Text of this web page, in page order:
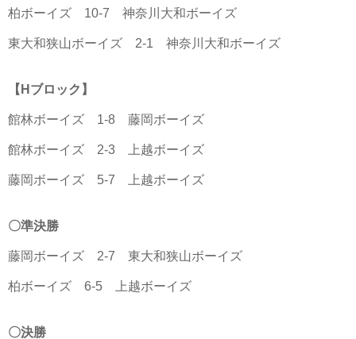
柏ボーイズ 10-7 神奈川大和ボーイズ
東大和狭山ボーイズ 2-1 神奈川大和ボーイズ
【Hブロック】
館林ボーイズ 1-8 藤岡ボーイズ
館林ボーイズ 2-3 上越ボーイズ
藤岡ボーイズ 5-7 上越ボーイズ
〇準決勝
藤岡ボーイズ 2-7 東大和狭山ボーイズ
柏ボーイズ 6-5 上越ボーイズ
〇決勝